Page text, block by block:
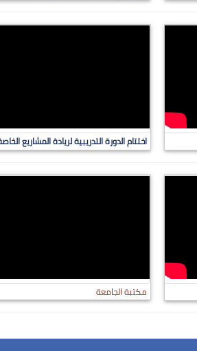
اختتام الدورة التدريبية لريادة المشاريع
مكتبة الجامعة